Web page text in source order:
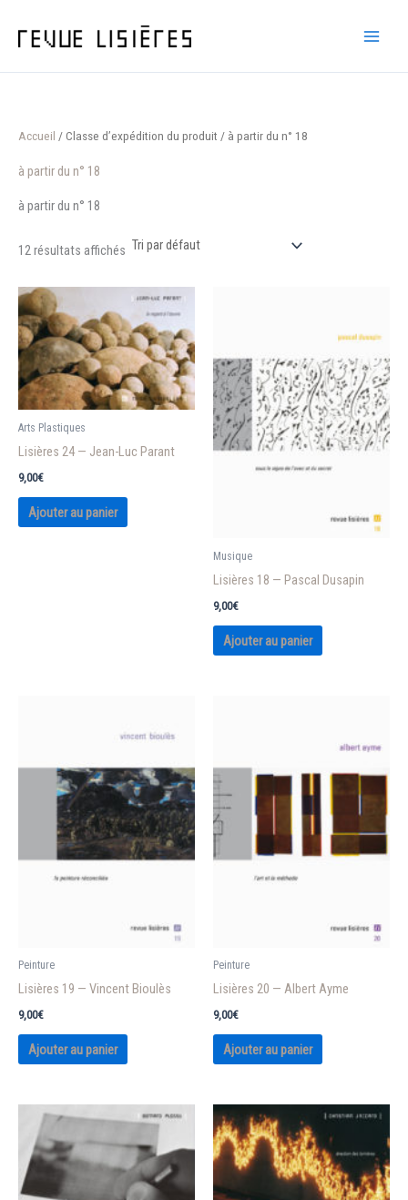
Accueil / Classe d’expédition du produit / à partir du n° 18
à partir du n° 18
à partir du n° 18
12 résultats affichés
Arts Plastiques
Lisières 24 — Jean-Luc Parant
9,00€
Ajouter au panier
Musique
Lisières 18 — Pascal Dusapin
9,00€
Ajouter au panier
Peinture
Lisières 19 — Vincent Bioulès
9,00€
Ajouter au panier
Peinture
Lisières 20 — Albert Ayme
9,00€
Ajouter au panier